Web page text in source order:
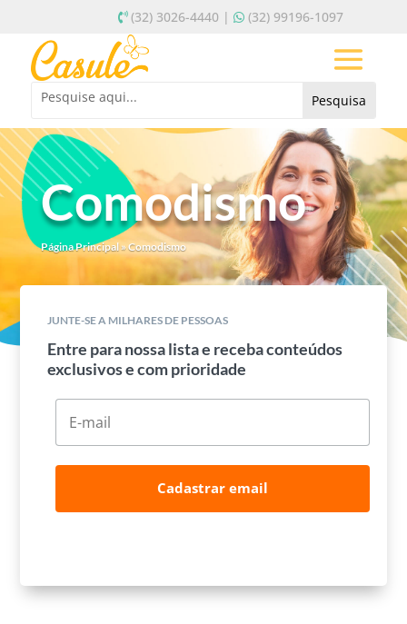
(32) 3026-4440 | (32) 99196-1097
Comodismo
Página Principal» Comodismo
JUNTE-SE A MILHARES DE PESSOAS
Entre para nossa lista e receba conteúdos
exclusivos e com prioridade
Cadastrar email